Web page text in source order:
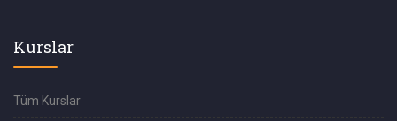
Kurslar
Tüm Kurslar